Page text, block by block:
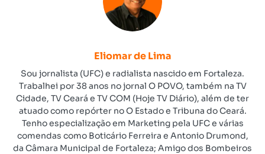
Eliomar de Lima
Sou jornalista (UFC) e radialista nascido em Fortaleza.
Trabalhei por 38 anos no jornal O POVO, também na TV
Cidade, TV Ceará e TV COM (Hoje TV Diário), além de ter
atuado como repórter no O Estado e Tribuna do Ceará.
Tenho especialização em Marketing pela UFC e várias
comendas como Boticário Ferreira e Antonio Drumond,
da Câmara Municipal de Fortaleza; Amigo dos Bombeiros